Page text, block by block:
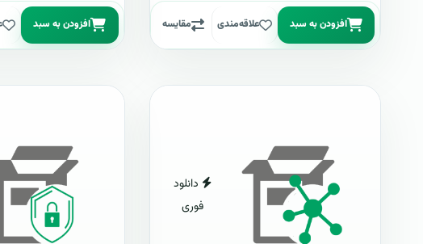
افزودن به سبد علاقه‌مندی مقایسه افزودن به سبد
دانلود
فوری